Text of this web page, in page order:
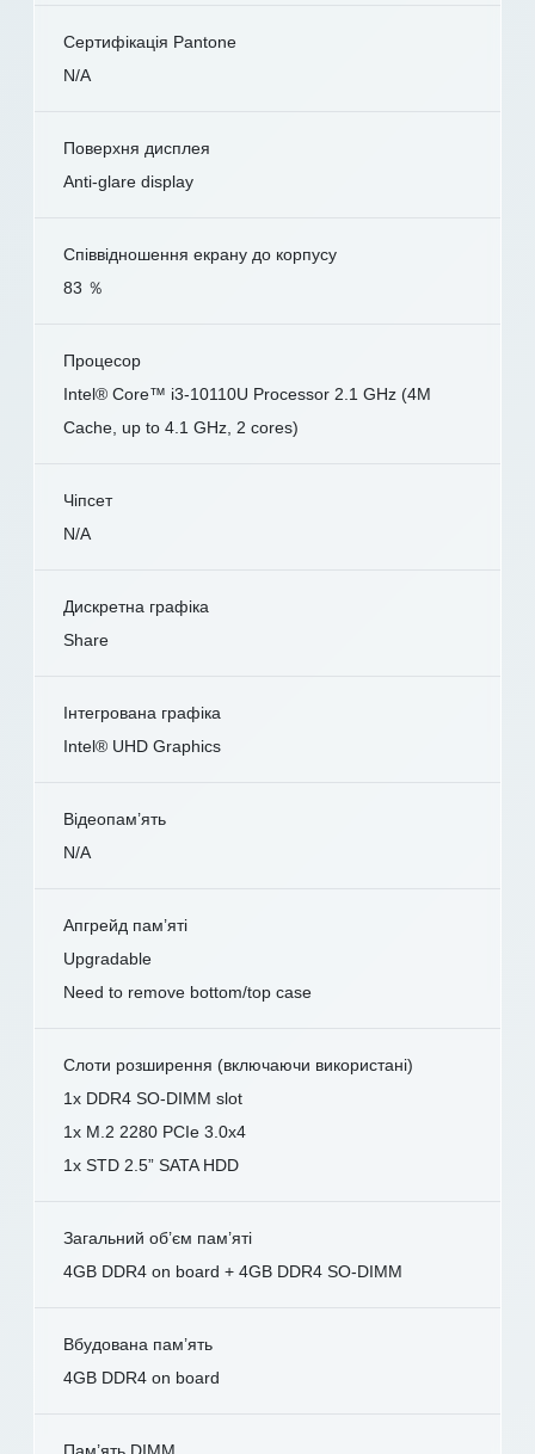
Сертифікація Pantone
N/A
Поверхня дисплея
Anti-glare display
Співвідношення екрану до корпусу
83 ％
Процесор
Intel® Core™ i3-10110U Processor 2.1 GHz (4M
Cache, up to 4.1 GHz, 2 cores)
Чіпсет
N/A
Дискретна графіка
Share
Інтегрована графіка
Intel® UHD Graphics
Відеопам’ять
N/A
Апгрейд пам’яті
Upgradable
Need to remove bottom/top case
Слоти розширення (включаючи використані)
1x DDR4 SO-DIMM slot
1x M.2 2280 PCIe 3.0x4
1x STD 2.5” SATA HDD
Загальний об’єм пам’яті
4GB DDR4 on board + 4GB DDR4 SO-DIMM
Вбудована пам’ять
4GB DDR4 on board
Пам’ять DIMM